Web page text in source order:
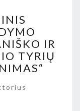
IR
TYRIŲ